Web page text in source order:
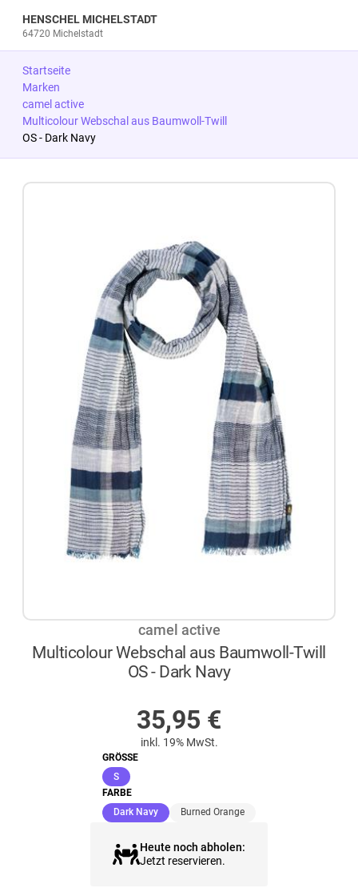
HENSCHEL MICHELSTADT
64720 Michelstadt
Startseite
Marken
camel active
Multicolour Webschal aus Baumwoll-Twill
OS - Dark Navy
camel active
Multicolour Webschal aus Baumwoll-Twill
OS - Dark Navy
35,95 €
inkl. 19% MwSt.
GRÖSSE
S(ausgewählt)
FARBE
Dark Navy(ausgewählt)
Burned Orange
Heute noch abholen:
Jetzt reservieren.